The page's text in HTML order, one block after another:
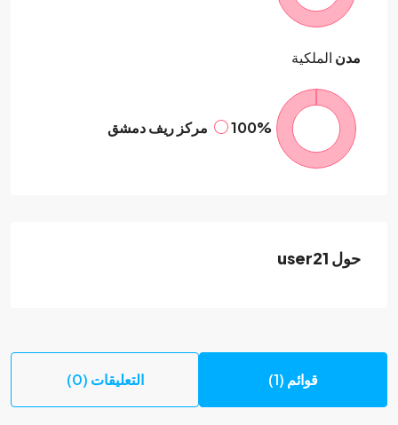
مدن الملكية
100% مركز ريف دمشق
حول user21
قوائم (1) التعليقات (0)